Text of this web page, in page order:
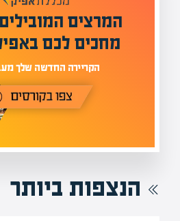
בישראל
אקדמי
מעל 1000 מומחים
מחכים
הנצפות ביותר